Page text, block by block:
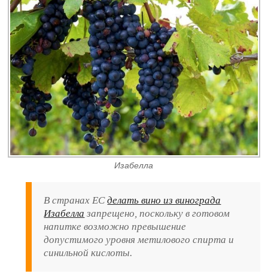
Изабелла
В странах ЕСделать вино из винограда
Изабелла запрещено, поскольку в готовом
напитке возможно превышение
допустимого уровня метилового спирта и
синильной кислоты.